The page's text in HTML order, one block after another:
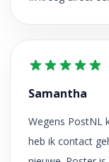
Samantha
Wegens PostNL
heb ik contact